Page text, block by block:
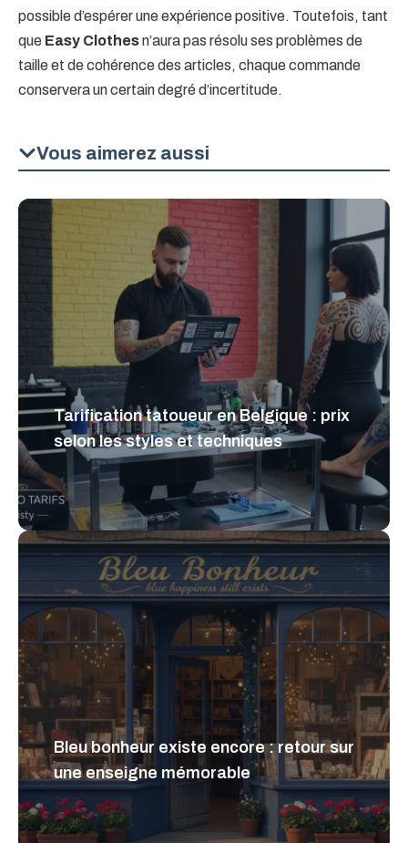
possible d’espérer une expérience positive. Toutefois, tant
que Easy Clothesn’aura pas résolu ses problèmes de
taille et de cohérence des articles, chaque commande
conservera un certain degré d’incertitude.
Vous aimerez aussi
Tarification tatoueur en Belgique : prix
selon les styles et techniques
Bleu bonheur existe encore : retour sur
une enseigne mémorable